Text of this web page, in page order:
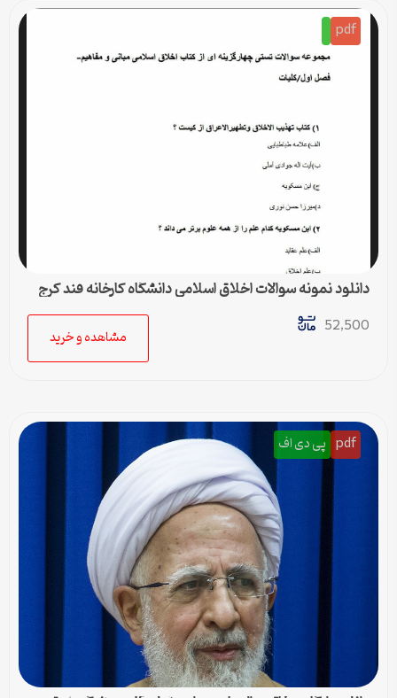
pdf
دانلود نمونه سوالات اخلاق اسلامی دانشگاه کارخانه قند کرج
52,500
مشاهده و خرید
pdf پی دی اف